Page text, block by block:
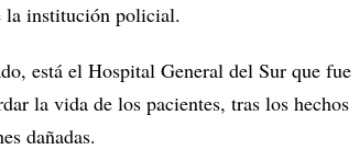
la institución policial.
está el Hospital General del Sur que fue
la vida de los pacientes, tras los hechos
dañadas.